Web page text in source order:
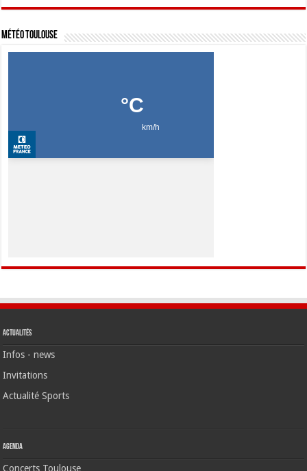
Météo Toulouse
Actualités
Infos - news
Invitations
Actualité Sports
Agenda
Concerts Toulouse